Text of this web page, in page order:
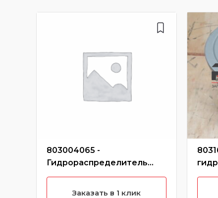
803004065 -
Гидрораспределитель
803004065/DF25B2(30G)/G
Заказать в 1 клик